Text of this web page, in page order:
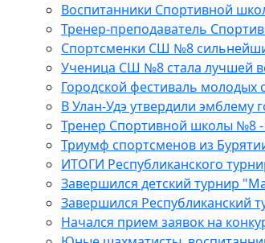
Воспитанники Спортивной
Тренер-преподаватель
Спортсменки СШ №8
Ученица СШ №8 стала лучшей
Городской фестиваль молодых
В Улан-Удэ утвердили эмблему
Тренер Спортивной школы №8
Триумф спортсменов из
ИТОГИ Республиканского
Завершился детский турнир
Завершился Республиканский
Начался прием заявок на